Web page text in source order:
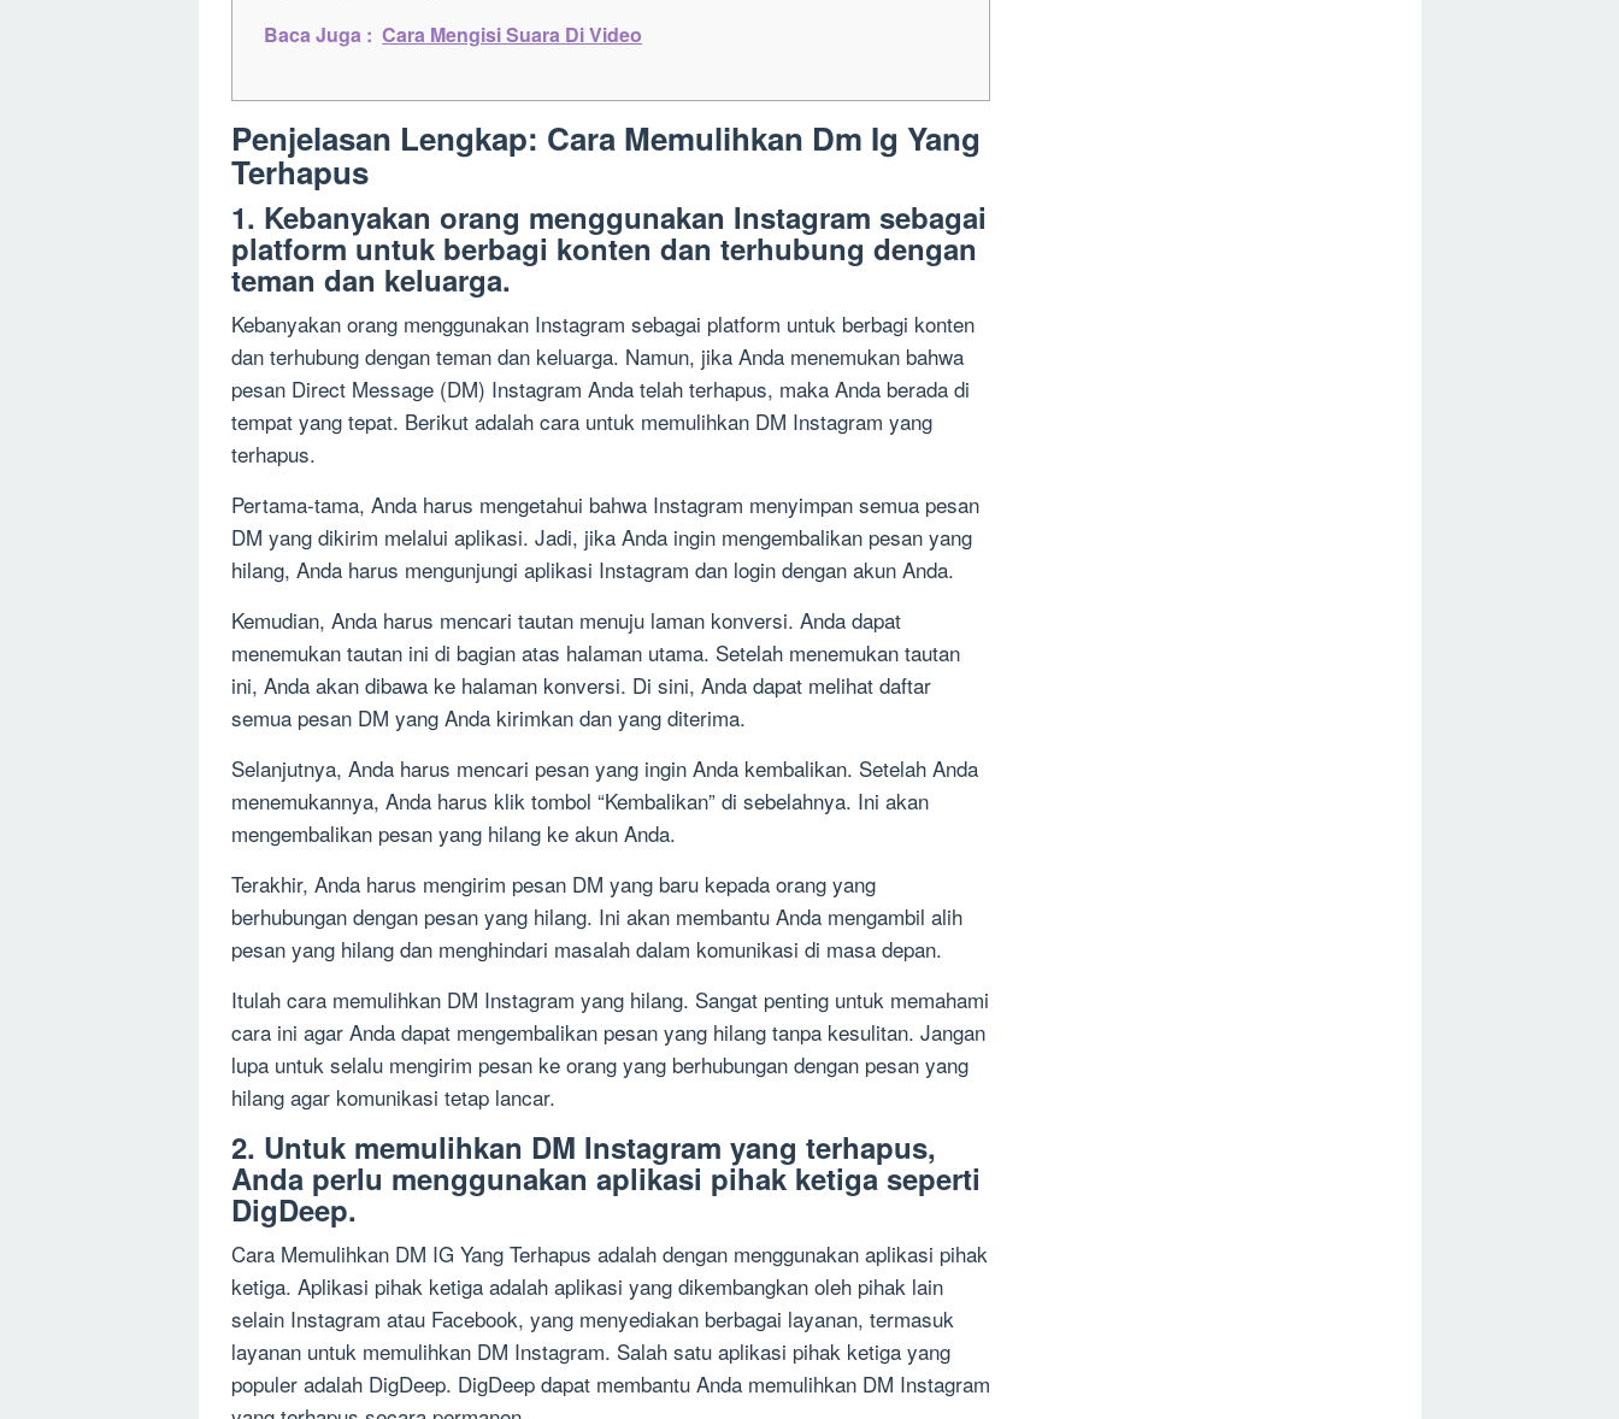
Baca Juga : Cara Mengisi Suara Di Video
Penjelasan Lengkap: Cara Memulihkan Dm Ig Yang
Terhapus
1. Kebanyakan orang menggunakan Instagram sebagai
platform untuk berbagi konten dan terhubung dengan
teman dan keluarga.
Kebanyakan orang menggunakan Instagram sebagai platform untuk berbagi konten
dan terhubung dengan teman dan keluarga. Namun, jika Anda menemukan bahwa
pesan Direct Message (DM) Instagram Anda telah terhapus, maka Anda berada di
tempat yang tepat. Berikut adalah cara untuk memulihkan DM Instagram yang
terhapus.
Pertama-tama, Anda harus mengetahui bahwa Instagram menyimpan semua pesan
DM yang dikirim melalui aplikasi. Jadi, jika Anda ingin mengembalikan pesan yang
hilang, Anda harus mengunjungi aplikasi Instagram dan login dengan akun Anda.
Kemudian, Anda harus mencari tautan menuju laman konversi. Anda dapat
menemukan tautan ini di bagian atas halaman utama. Setelah menemukan tautan
ini, Anda akan dibawa ke halaman konversi. Di sini, Anda dapat melihat daftar
semua pesan DM yang Anda kirimkan dan yang diterima.
Selanjutnya, Anda harus mencari pesan yang ingin Anda kembalikan. Setelah Anda
menemukannya, Anda harus klik tombol “Kembalikan” di sebelahnya. Ini akan
mengembalikan pesan yang hilang ke akun Anda.
Terakhir, Anda harus mengirim pesan DM yang baru kepada orang yang
berhubungan dengan pesan yang hilang. Ini akan membantu Anda mengambil alih
pesan yang hilang dan menghindari masalah dalam komunikasi di masa depan.
Itulah cara memulihkan DM Instagram yang hilang. Sangat penting untuk memahami
cara ini agar Anda dapat mengembalikan pesan yang hilang tanpa kesulitan. Jangan
lupa untuk selalu mengirim pesan ke orang yang berhubungan dengan pesan yang
hilang agar komunikasi tetap lancar.
2. Untuk memulihkan DM Instagram yang terhapus,
Anda perlu menggunakan aplikasi pihak ketiga seperti
DigDeep.
Cara Memulihkan DM IG Yang Terhapus adalah dengan menggunakan aplikasi pihak
ketiga. Aplikasi pihak ketiga adalah aplikasi yang dikembangkan oleh pihak lain
selain Instagram atau Facebook, yang menyediakan berbagai layanan, termasuk
layanan untuk memulihkan DM Instagram. Salah satu aplikasi pihak ketiga yang
populer adalah DigDeep. DigDeep dapat membantu Anda memulihkan DM Instagram